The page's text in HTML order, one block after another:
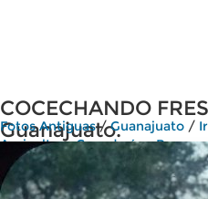
COCECHANDO
Guanajuato.
Fotos Antiguas/Guanajuato /
Agricultura Ganadería y Pesca